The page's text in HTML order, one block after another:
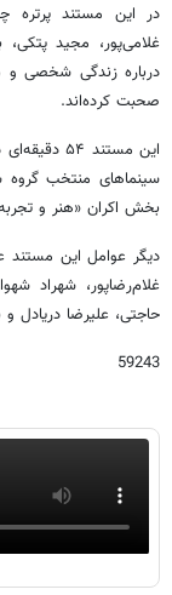
در این مستند پرتره
غلامی‌پور، مجید
درباره زندگی شخصی و
صحبت کرده‌اند.
بخش اکران «هنر و
دیگر عوامل این مستند
غلام‌رضاپور، شهراد
حاجتی، علیرضا دریادل
59243